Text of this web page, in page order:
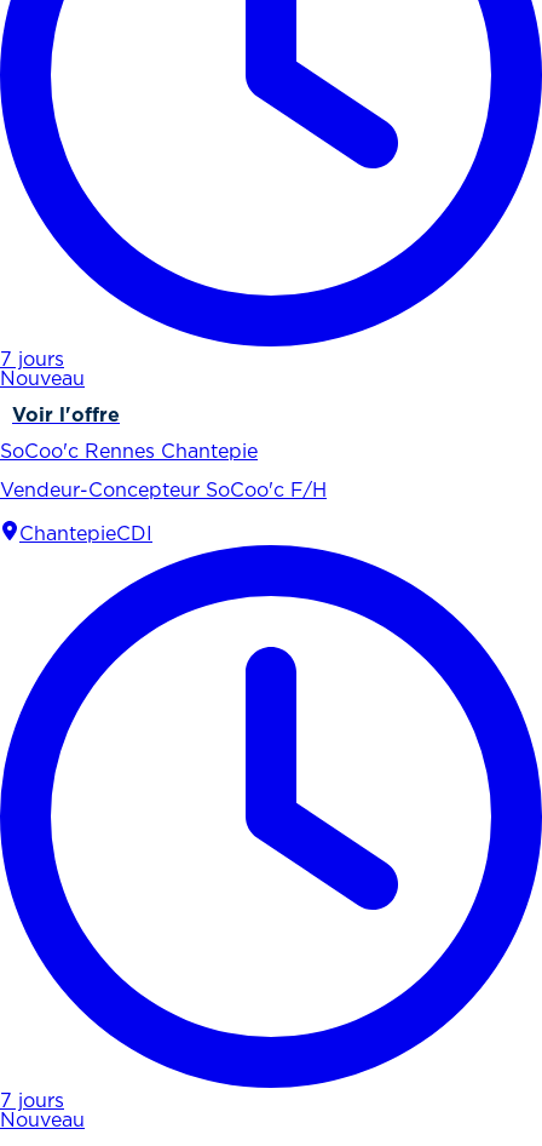
7 jours
Nouveau
Voir l'offre
SoCoo'c Rennes Chantepie
Vendeur-Concepteur SoCoo'c F/H
ChantepieCDI
7 jours
Nouveau